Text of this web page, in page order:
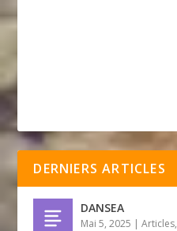
DERNIERS ARTICLES
DANSEA
Mai 5, 2025 |Articles,